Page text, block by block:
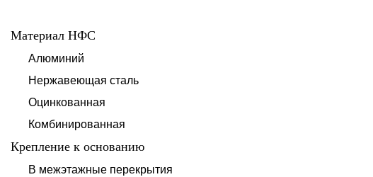
Материал НФС
Алюминий
Нержавеющая сталь
Оцинкованная
Комбинированная
Крепление к основанию
В межэтажные перекрытия